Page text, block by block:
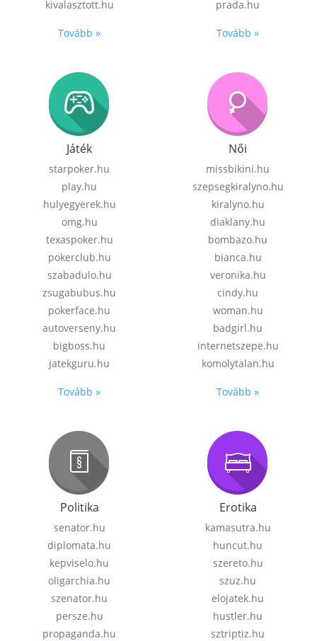
kivalasztott.hu
Tovább »
prada.hu
Tovább »
Játék
starpoker.hu
play.hu
hulyegyerek.hu
omg.hu
texaspoker.hu
pokerclub.hu
szabadulo.hu
zsugabubus.hu
pokerface.hu
autoverseny.hu
bigboss.hu
jatekguru.hu
Tovább »
Női
missbikini.hu
szepsegkiralyno.hu
kiralyno.hu
diaklany.hu
bombazo.hu
bianca.hu
veronika.hu
cindy.hu
woman.hu
badgirl.hu
internetszepe.hu
komolytalan.hu
Tovább »
Politika
senator.hu
diplomata.hu
kepviselo.hu
oligarchia.hu
szenator.hu
persze.hu
propaganda.hu
Erotika
kamasutra.hu
huncut.hu
szereto.hu
szuz.hu
elojatek.hu
hustler.hu
sztriptiz.hu